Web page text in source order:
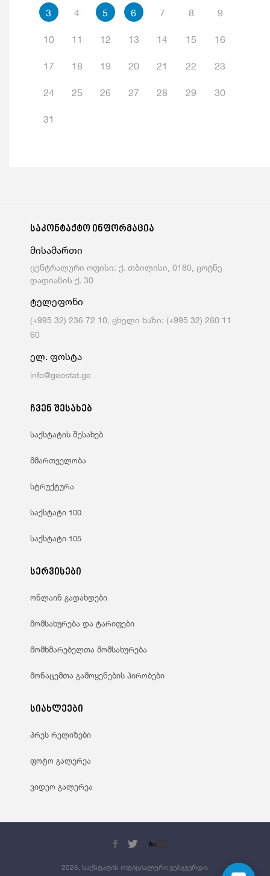
3 4 5 6 7 8 9
10 11 12 13 14 15 16
17 18 19 20 21 22 23
24 25 26 27 28 29 30
31
საკონტაქტო ინფორმაცია
მისამართი
ცენტრალური ოფისი: ქ. თბილისი, 0180, ცოტნე
დადიანის ქ. 30
ტელეფონი
(+995 32) 236 72 10, ცხელი ხაზი: (+995 32) 260 11
60
ელ. ფოსტა
info@geostat.ge
ჩვენ შესახებ
საქსტატის შესახებ
მმართველობა
სტრუქტურა
საქსტატი 100
საქსტატი 105
სერვისები
ონლაინ გადახდები
მომსახურება და ტარიფები
მომხმარებელთა მომსახურება
მონაცემთა გამოყენების პირობები
სიახლეები
პრეს რელიზები
ფოტო გალერეა
ვიდეო გალერეა
2026, საქსტატის ოფიციალური ვებგვერდი.